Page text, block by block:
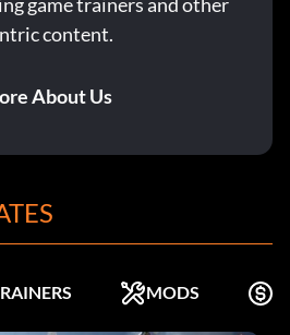
content.
About Us
MODS